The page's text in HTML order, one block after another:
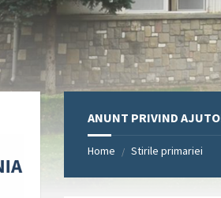
ANUNT PRIVIND
Home / Stirile primariei